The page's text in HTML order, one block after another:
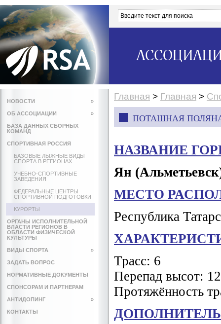
НОВОСТИ »
ОБ АССОЦИАЦИИ »
БАЗА ДАННЫХ СБОРНЫХ
КОМАНД
СПОРТИВНАЯ РОССИЯ
БАЗОВЫЕ ЛЫЖНЫЕ ВИДЫ
СПОРТА В РЕГИОНАХ
УЧЕБНО-СПОРТИВНЫЕ
ЗАВЕДЕНИЯ
ФЕДЕРАЛЬНЫЕ ЦЕНТРЫ
СПОРТИВНОЙ ПОДГОТОВКИ
КУРОРТЫ
ОРГАНЫ ИСПОЛНИТЕЛЬНОЙ
ВЛАСТИ РЕГИОНОВ В
ОБЛАСТИ ФИЗИЧЕСКОЙ
КУЛЬТУРЫ
ВИДЫ СПОРТА »
ЗАДАТЬ ВОПРОС
НОРМАТИВНЫЕ ДОКУМЕНТЫ
СПОНСОРАМ И ПАРТНЕРАМ
АНТИДОПИНГ »
КОНТАКТЫ
Главная > Главная >
ПОТАШНАЯ
НАЗВАНИЕ
Ян
МЕСТО
Республика
Трасс: 6
Перепад высот:
Протяжённость